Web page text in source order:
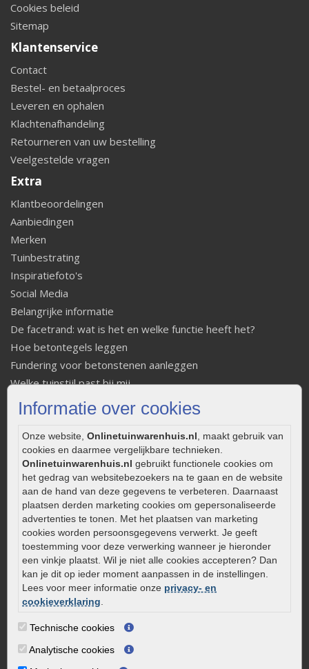
Informatie over cookies
Onze website, Onlinetuinwarenhuis.nl , maakt gebruik van
cookies en daarmee vergelijkbare technieken.
Onlinetuinwarenhuis.nl gebruikt functionele cookies om
het gedrag van websitebezoekers na te gaan en de website
aan de hand van deze gegevens te verbeteren. Daarnaast
plaatsen derden marketing cookies om gepersonaliseerde
advertenties te tonen. Met het plaatsen van marketing
cookies worden persoonsgegevens verwerkt. Je geeft
toestemming voor deze verwerking wanneer je hieronder
een vinkje plaatst. Wil je niet alle cookies accepteren? Dan
kan je dit op ieder moment aanpassen in de instellingen.
Lees voor meer informatie onze privacy- en
cookieverklaring
Technische cookies
Analytische cookies
Cookies beleid
Sitemap
Klantenservice
Contact
Bestel- en betaalproces
Leveren en ophalen
Klachtenafhandeling
Retourneren van uw bestelling
Veelgestelde vragen
Extra
Klantbeoordelingen
Aanbiedingen
Merken
Tuinbestrating
Inspiratiefoto's
Social Media
Belangrijke informatie
De facetrand: wat is het en welke functie heeft het?
Hoe betontegels leggen
Fundering voor betonstenen aanleggen
Welke tuinstijl past bij mij
Strakke tuin inrichten
Legverbanden gebakken bestrating
Onderhoud van gebakken bestrating
Aanlegtips voor gebakken bestrating
Zelf een terras aanleggen
Kleine stadstuin inrichten
0320 – 219170
Kaapstanderweg 41
8243 RB Lelystad
info@onlinetuinwarenhuis.nl
Routebeschrijving
Openingstijden
Maandag
Dinsdag